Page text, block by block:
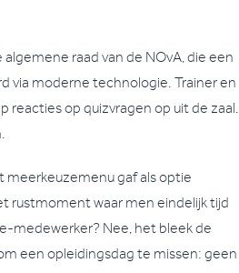
algemene raad van de NOvA, die een
via moderne technologie. Trainer en
op quizvragen op uit de zaal.
meerkeuzemenu gaf als optie
rustmoment waar men eindelijk tijd
medewerker? Nee, het bleek de
een opleidingsdag te missen: geen